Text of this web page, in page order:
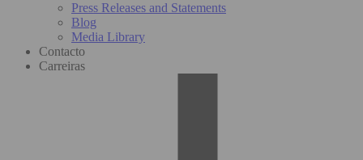
Press Releases and Statements
Blog
Media Library
Contacto
Carreiras